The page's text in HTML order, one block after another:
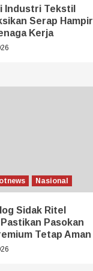
Industri Tekstil
Serap Hampir
Kerja
Nasional
Sidak Ritel
Pasokan
Tetap Aman